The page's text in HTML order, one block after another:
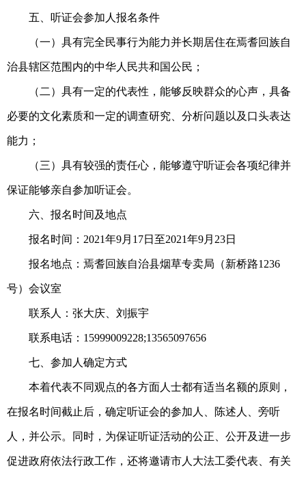
五、听证会参加人报名条件
（一）具有完全民事行为能力并长期居住在焉耆回族自
治县辖区范围内的中华人民共和国公民；
（二）具有一定的代表性，能够反映群众的心声，具备
必要的文化素质和一定的调查研究、分析问题以及口头表达
能力；
（三）具有较强的责任心，能够遵守听证会各项纪律并
保证能够亲自参加听证会。
六、报名时间及地点
报名时间：2021年9月17日至2021年9月23日
报名地点：焉耆回族自治县烟草专卖局（新桥路1236
号）会议室
联系人：张大庆、刘振宇
联系电话：15999009228;13565097656
七、参加人确定方式
本着代表不同观点的各方面人士都有适当名额的原则，
在报名时间截止后，确定听证会的参加人、陈述人、旁听
人，并公示。同时，为保证听证活动的公正、公开及进一步
促进政府依法行政工作，还将邀请市人大法工委代表、有关